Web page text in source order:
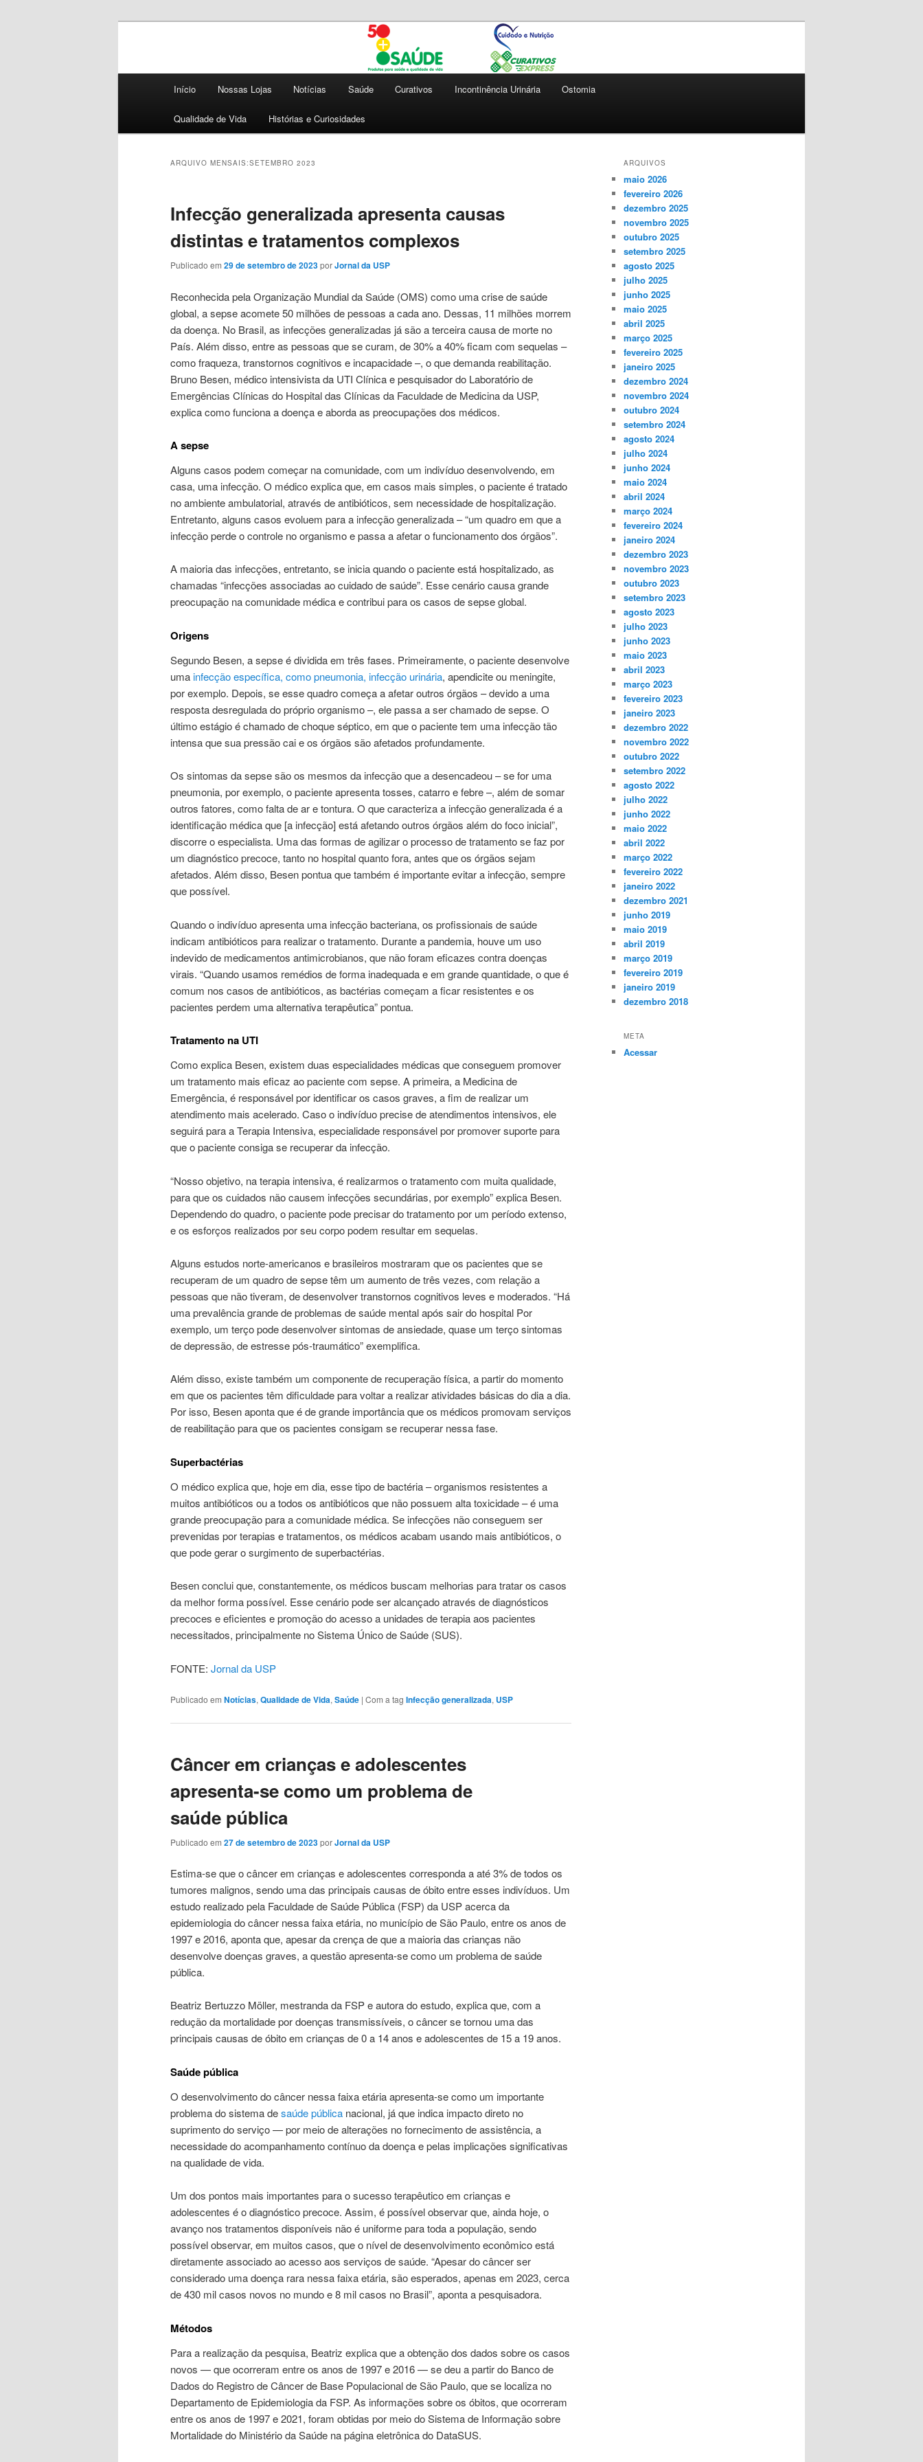
Blog 50+ Saúde | Cuidado e Nutrição |
Curativos Express
Dicas e novidades para saúde e qualidade de vida
Início Nossas Lojas Notícias Saúde Curativos Incontinência Urinária Ostomia
Qualidade de Vida Histórias e Curiosidades
ARQUIVO MENSAIS:SETEMBRO 2023
Infecção generalizada apresenta causas
distintas e tratamentos complexos
Publicado em 29 de setembro de 2023porJornal da USP
Reconhecida pela Organização Mundial da Saúde (OMS) como uma crise de saúde
global, a sepse acomete 50 milhões de pessoas a cada ano. Dessas, 11 milhões morrem
da doença. No Brasil, as infecções generalizadas já são a terceira causa de morte no
País. Além disso, entre as pessoas que se curam, de 30% a 40% ficam com sequelas –
como fraqueza, transtornos cognitivos e incapacidade –, o que demanda reabilitação.
Bruno Besen, médico intensivista da UTI Clínica e pesquisador do Laboratório de
Emergências Clínicas do Hospital das Clínicas da Faculdade de Medicina da USP,
explica como funciona a doença e aborda as preocupações dos médicos.
A sepse
Alguns casos podem começar na comunidade, com um indivíduo desenvolvendo, em
casa, uma infecção. O médico explica que, em casos mais simples, o paciente é tratado
no ambiente ambulatorial, através de antibióticos, sem necessidade de hospitalização.
Entretanto, alguns casos evoluem para a infecção generalizada – “um quadro em que a
infecção perde o controle no organismo e passa a afetar o funcionamento dos órgãos”.
A maioria das infecções, entretanto, se inicia quando o paciente está hospitalizado, as
chamadas “infecções associadas ao cuidado de saúde”. Esse cenário causa grande
preocupação na comunidade médica e contribui para os casos de sepse global.
Origens
Segundo Besen, a sepse é dividida em três fases. Primeiramente, o paciente desenvolve
umainfecção específica, como pneumonia, infecção urinária, apendicite ou meningite,
por exemplo. Depois, se esse quadro começa a afetar outros órgãos – devido a uma
resposta desregulada do próprio organismo –, ele passa a ser chamado de sepse. O
último estágio é chamado de choque séptico, em que o paciente tem uma infecção tão
intensa que sua pressão cai e os órgãos são afetados profundamente.
Os sintomas da sepse são os mesmos da infecção que a desencadeou – se for uma
pneumonia, por exemplo, o paciente apresenta tosses, catarro e febre –, além de somar
outros fatores, como falta de ar e tontura. O que caracteriza a infecção generalizada é a
identificação médica que [a infecção] está afetando outros órgãos além do foco inicial”,
discorre o especialista. Uma das formas de agilizar o processo de tratamento se faz por
um diagnóstico precoce, tanto no hospital quanto fora, antes que os órgãos sejam
afetados. Além disso, Besen pontua que também é importante evitar a infecção, sempre
que possível.
Quando o indivíduo apresenta uma infecção bacteriana, os profissionais de saúde
indicam antibióticos para realizar o tratamento. Durante a pandemia, houve um uso
indevido de medicamentos antimicrobianos, que não foram eficazes contra doenças
virais. “Quando usamos remédios de forma inadequada e em grande quantidade, o que é
comum nos casos de antibióticos, as bactérias começam a ficar resistentes e os
pacientes perdem uma alternativa terapêutica” pontua.
Tratamento na UTI
Como explica Besen, existem duas especialidades médicas que conseguem promover
um tratamento mais eficaz ao paciente com sepse. A primeira, a Medicina de
Emergência, é responsável por identificar os casos graves, a fim de realizar um
atendimento mais acelerado. Caso o indivíduo precise de atendimentos intensivos, ele
seguirá para a Terapia Intensiva, especialidade responsável por promover suporte para
que o paciente consiga se recuperar da infecção.
“Nosso objetivo, na terapia intensiva, é realizarmos o tratamento com muita qualidade,
para que os cuidados não causem infecções secundárias, por exemplo” explica Besen.
Dependendo do quadro, o paciente pode precisar do tratamento por um período extenso,
e os esforços realizados por seu corpo podem resultar em sequelas.
Alguns estudos norte-americanos e brasileiros mostraram que os pacientes que se
recuperam de um quadro de sepse têm um aumento de três vezes, com relação a
pessoas que não tiveram, de desenvolver transtornos cognitivos leves e moderados. “Há
uma prevalência grande de problemas de saúde mental após sair do hospital Por
exemplo, um terço pode desenvolver sintomas de ansiedade, quase um terço sintomas
de depressão, de estresse pós-traumático” exemplifica.
Além disso, existe também um componente de recuperação física, a partir do momento
em que os pacientes têm dificuldade para voltar a realizar atividades básicas do dia a dia.
Por isso, Besen aponta que é de grande importância que os médicos promovam serviços
de reabilitação para que os pacientes consigam se recuperar nessa fase.
Superbactérias
O médico explica que, hoje em dia, esse tipo de bactéria – organismos resistentes a
muitos antibióticos ou a todos os antibióticos que não possuem alta toxicidade – é uma
grande preocupação para a comunidade médica. Se infecções não conseguem ser
prevenidas por terapias e tratamentos, os médicos acabam usando mais antibióticos, o
que pode gerar o surgimento de superbactérias.
Besen conclui que, constantemente, os médicos buscam melhorias para tratar os casos
da melhor forma possível. Esse cenário pode ser alcançado através de diagnósticos
precoces e eficientes e promoção do acesso a unidades de terapia aos pacientes
necessitados, principalmente no Sistema Único de Saúde (SUS).
FONTE: Jornal da USP
Publicado em Notícias, Qualidade de Vida, Saúde | Com a tag Infecção generalizada, USP
Câncer em crianças e adolescentes
apresenta-se como um problema de
saúde pública
Publicado em 27 de setembro de 2023porJornal da USP
Estima-se que o câncer em crianças e adolescentes corresponda a até 3% de todos os
tumores malignos, sendo uma das principais causas de óbito entre esses indivíduos. Um
estudo realizado pela Faculdade de Saúde Pública (FSP) da USP acerca da
epidemiologia do câncer nessa faixa etária, no município de São Paulo, entre os anos de
1997 e 2016, aponta que, apesar da crença de que a maioria das crianças não
desenvolve doenças graves, a questão apresenta-se como um problema de saúde
pública.
Beatriz Bertuzzo Möller, mestranda da FSP e autora do estudo, explica que, com a
redução da mortalidade por doenças transmissíveis, o câncer se tornou uma das
principais causas de óbito em crianças de 0 a 14 anos e adolescentes de 15 a 19 anos.
Saúde pública
O desenvolvimento do câncer nessa faixa etária apresenta-se como um importante
problema do sistema desaúde pública nacional, já que indica impacto direto no
suprimento do serviço — por meio de alterações no fornecimento de assistência, a
necessidade do acompanhamento contínuo da doença e pelas implicações significativas
na qualidade de vida.
Um dos pontos mais importantes para o sucesso terapêutico em crianças e
adolescentes é o diagnóstico precoce. Assim, é possível observar que, ainda hoje, o
avanço nos tratamentos disponíveis não é uniforme para toda a população, sendo
possível observar, em muitos casos, que o nível de desenvolvimento econômico está
diretamente associado ao acesso aos serviços de saúde. “Apesar do câncer ser
considerado uma doença rara nessa faixa etária, são esperados, apenas em 2023, cerca
de 430 mil casos novos no mundo e 8 mil casos no Brasil”, aponta a pesquisadora.
Métodos
Para a realização da pesquisa, Beatriz explica que a obtenção dos dados sobre os casos
novos — que ocorreram entre os anos de 1997 e 2016 — se deu a partir do Banco de
Dados do Registro de Câncer de Base Populacional de São Paulo, que se localiza no
Departamento de Epidemiologia da FSP. As informações sobre os óbitos, que ocorreram
entre os anos de 1997 e 2021, foram obtidas por meio do Sistema de Informação sobre
Mortalidade do Ministério da Saúde na página eletrônica do DataSUS.
ARQUIVOS
maio 2026
fevereiro 2026
dezembro 2025
novembro 2025
outubro 2025
setembro 2025
agosto 2025
julho 2025
junho 2025
maio 2025
abril 2025
março 2025
fevereiro 2025
janeiro 2025
dezembro 2024
novembro 2024
outubro 2024
setembro 2024
agosto 2024
julho 2024
junho 2024
maio 2024
abril 2024
março 2024
fevereiro 2024
janeiro 2024
dezembro 2023
novembro 2023
outubro 2023
setembro 2023
agosto 2023
julho 2023
junho 2023
maio 2023
abril 2023
março 2023
fevereiro 2023
janeiro 2023
dezembro 2022
novembro 2022
outubro 2022
setembro 2022
agosto 2022
julho 2022
junho 2022
maio 2022
abril 2022
março 2022
fevereiro 2022
janeiro 2022
dezembro 2021
junho 2019
maio 2019
abril 2019
março 2019
fevereiro 2019
janeiro 2019
dezembro 2018
META
Acessar